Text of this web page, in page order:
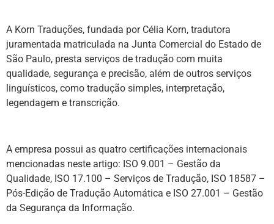
A Korn Traduções, fundada por Célia Korn, tradutora
juramentada matriculada na Junta Comercial do Estado de
São Paulo, presta serviços de tradução com muita
qualidade, segurança e precisão, além de outros serviços
linguísticos, como tradução simples, interpretação,
legendagem e transcrição.
A empresa possui as quatro certificações internacionais
mencionadas neste artigo: ISO 9.001 – Gestão da
Qualidade, ISO 17.100 – Serviços de Tradução, ISO 18587 –
Pós-Edição de Tradução Automática e ISO 27.001 – Gestão
da Segurança da Informação.